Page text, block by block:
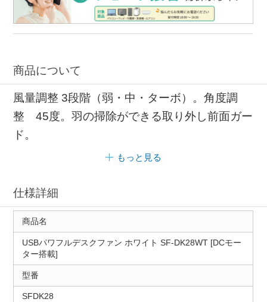
商品について
風量調整 3段階（弱・中・ターボ）。角度調
整 45度。羽の掃除ができる取り外し前面ガー
ド。
もっと見る
仕様詳細
商品名
USBパワフルデスクファン ホワイト SF-DK28WT [DCモー
ター搭載]
型番
SFDK28